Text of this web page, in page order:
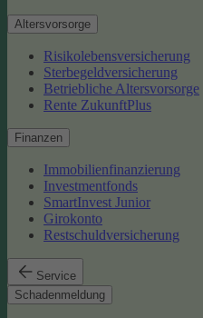
Altersvorsorge
Risikolebensversicherung
Sterbegeldversicherung
Betriebliche Altersvorsorge
Rente ZukunftPlus
Finanzen
Immobilienfinanzierung
Investmentfonds
SmartInvest Junior
Girokonto
Restschuldversicherung
Service
Schadenmeldung